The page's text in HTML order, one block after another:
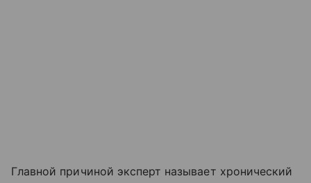
Главной причиной эксперт называет хронический